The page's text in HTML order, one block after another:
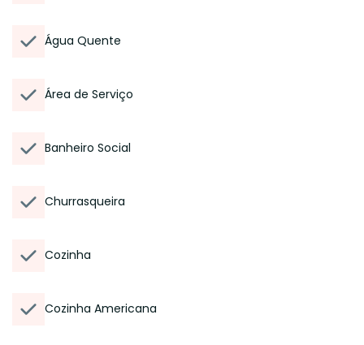
Água Quente
Área de Serviço
Banheiro Social
Churrasqueira
Cozinha
Cozinha Americana